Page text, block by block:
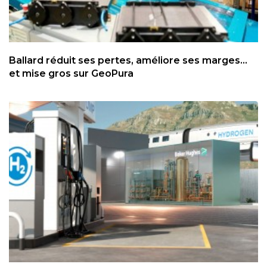
Ballard réduit ses pertes, améliore ses marges...
et mise gros sur GeoPura